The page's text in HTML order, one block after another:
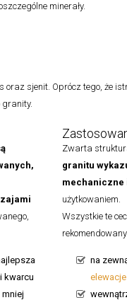
minerały.
sjenit. Oprócz tego, że
granity.
kwarcu
Zwarta
granitu
mechaniczne
użytkowaniem.
Wszystkie te
na
elewacje